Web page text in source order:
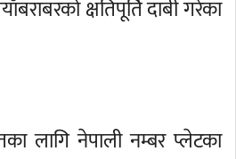
क्षतिपूर्ति दाबी गरेका
लागि नेपाली नम्बर प्लेटका